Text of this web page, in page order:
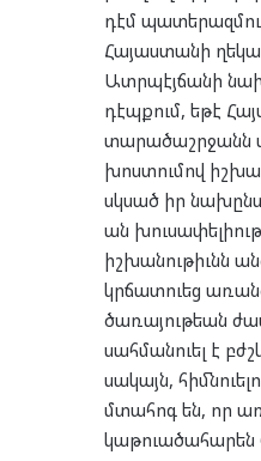
դէմ
Հայաստանի
Ատրպէյճանի
դէպքում, եթէ
տարածաշրջանն
խոստումով
սկսած իր
ան
իշխանութիւնն
կրճատուեց
ծառայութեան
սահմանուել է
սակայն,
մտահոգ են, որ
կաթուածահարեն